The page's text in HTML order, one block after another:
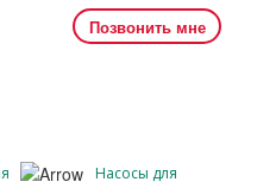
Позвонить мне
Насосы для